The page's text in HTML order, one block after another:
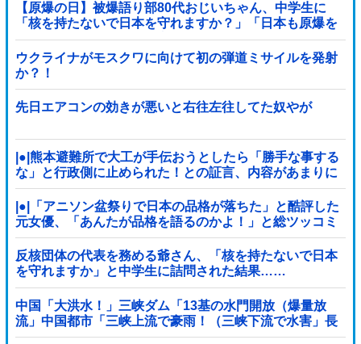
【原爆の日】被爆語り部80代おじいちゃん、中学生に
「核を持たないで日本を守れますか？」「日本も原爆を
持たないと負ける！」と言われ絶句 ………
ウクライナがモスクワに向けて初の弾道ミサイルを発射
か？！
先日エアコンの効きが悪いと右往左往してた奴やが
|●|熊本避難所で大工が手伝おうとしたら「勝手な事する
な」と行政側に止められた！との証言、内容があまりに
胡散臭すぎた結果……
|●|「アニソン盆祭りで日本の品格が落ちた」と酷評した
元女優、「あんたが品格を語るのかよ！」と総ツッコミ
を食らってしまい……
反核団体の代表を務める爺さん、「核を持たないで日本
を守れますか」と中学生に詰問された結果……
中国「大洪水！」三峡ダム「13基の水門開放（爆量放
流」中国都市「三峡上流で豪雨！（三峡下流で水害」長
江と黄河「同時氾濫危機」台風13号「中国本土...